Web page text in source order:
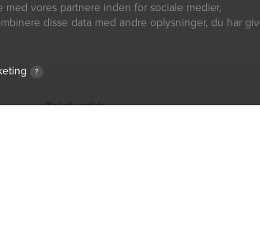
vores partnere inden for sociale medier,
disse data med andre oplysninger, du har
?
Telefontid: